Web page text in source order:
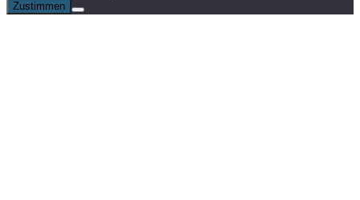
Zustimmen